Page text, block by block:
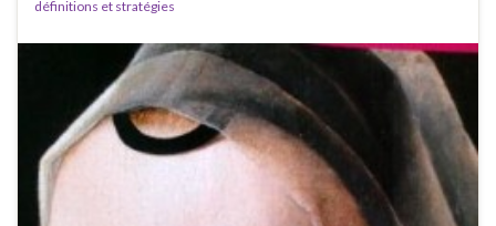
définitions et stratégies